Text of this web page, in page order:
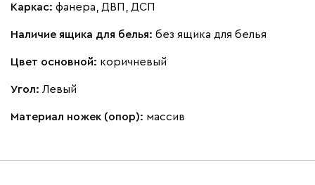
Каркас: фанера, ДВП, ДСП
Наличие ящика для белья: без ящика для белья
Цвет основной: коричневый
Угол: Левый
Материал ножек (опор): массив